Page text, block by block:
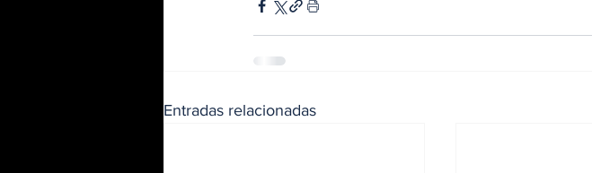
Entradas relacionadas